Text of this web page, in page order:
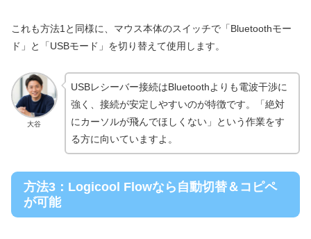
これも方法1と同様に、マウス本体のスイッチで「Bluetoothモー
ド」と「USBモード」を切り替えて使用します。
大谷
USBレシーバー接続はBluetoothよりも電波干渉に
強く、接続が安定しやすいのが特徴です。「絶対
にカーソルが飛んでほしくない」という作業をす
る方に向いていますよ。
方法3：Logicool Flowなら自動切替＆コピペ
が可能